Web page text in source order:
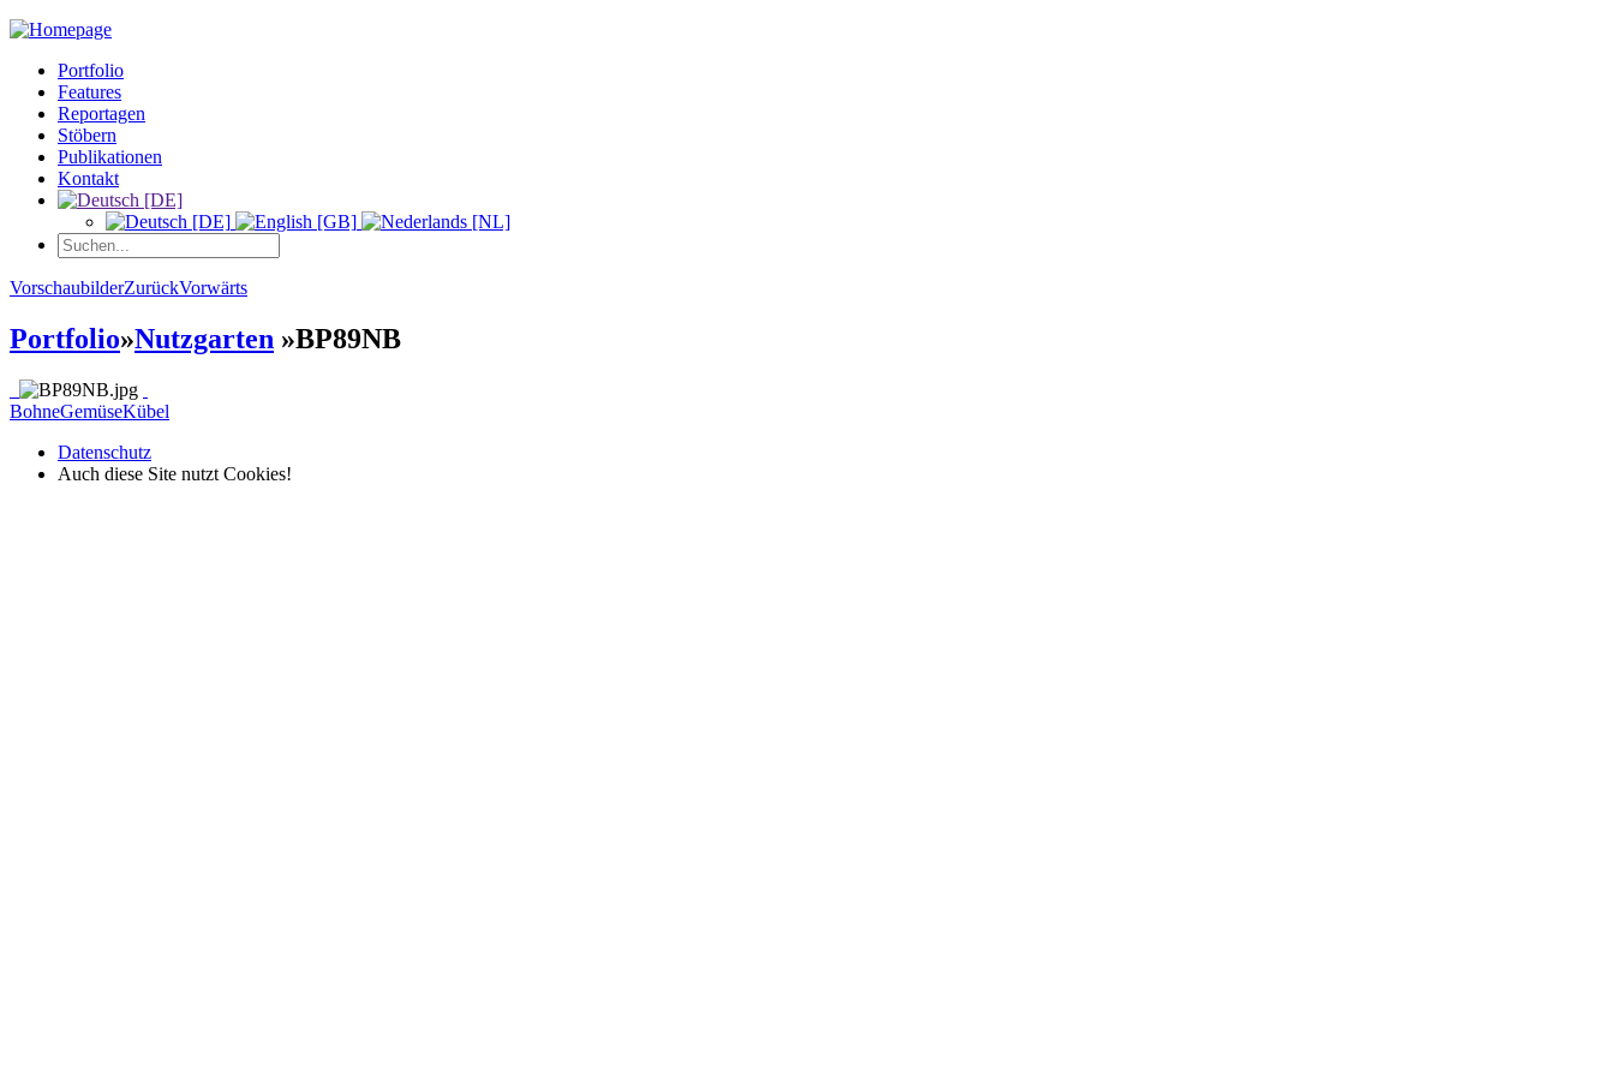
Portfolio
Features
Reportagen
Stöbern
Publikationen
Kontakt
VorschaubilderZurückVorwärts
Portfolio»Nutzgarten »BP89NB
BohneGemüseKübel
Datenschutz
Auch diese Site nutzt Cookies!